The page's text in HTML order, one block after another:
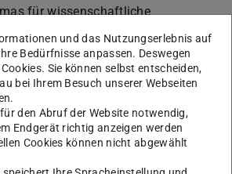
für wissenschaftliche
Hospitationen
existierten unterschiedlich
und Begleitformate. Diese
zu einem umfassenden,
Qualifizierungsangebot
die Tutor*innen mit einer
und das Nutzungserlebnis auf
Bedürfnisse anpassen. Deswegen
Sie können selbst entscheiden,
bei Ihrem Besuch unserer Webseiten
den Abruf der Website notwendig,
Endgerät richtig anzeigen werden
Cookies können nicht abgewählt